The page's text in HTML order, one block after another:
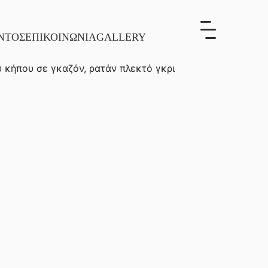
ΕΠΙΚΟΙΝΩΝΙΑGALLERY